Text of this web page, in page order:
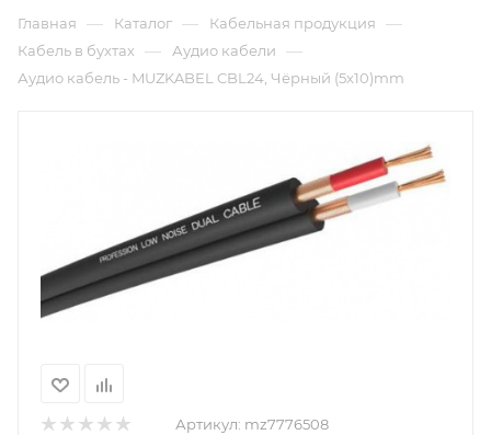
Главная — Каталог — Кабельная продукция —
Кабель в бухтах — Аудио кабели —
Аудио кабель - MUZKABEL CBL24, Чёрный (5x10)mm
Артикул: mz7776508